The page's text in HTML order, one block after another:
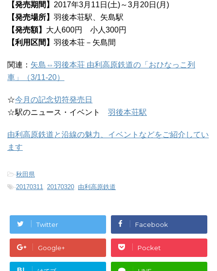
【発売期間】 2017年3月11日(土)～3月20日(月)
【発売場所】 羽後本荘駅、矢島駅
【発売額】 大人600円 小人300円
【利用区間】 羽後本荘－矢島間
関連： 矢島⇔羽後本荘 由利高原鉄道の「おひなっこ列
車」（3/11-20）
☆今月の記念切符発売日
☆駅のニュース・イベント 羽後本荘駅
由利高原鉄道と沿線の魅力、イベントなどをご紹介してい
ます
-秋田県
-20170311, 20170320, 由利高原鉄道
Twitter Facebook
Google+ Pocket